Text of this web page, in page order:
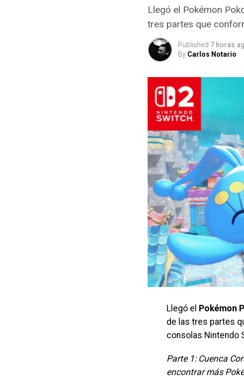
Llegó el Pokémon
tres partes que
Published 7 horas
By Carlos Notario
Llegó el Pokémon
de las tres partes
consolas Nintendo
Parte 1: Cuenca
encontrar más